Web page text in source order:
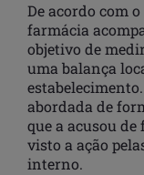
De acordo com
farmácia
objetivo de
uma balança
abordada de
que a acusou
visto a ação
interno.